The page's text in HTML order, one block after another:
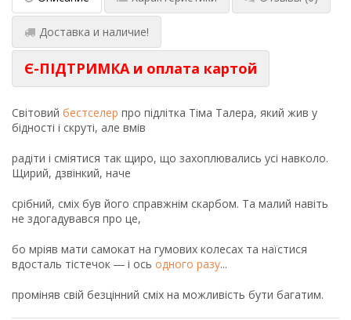
Доставка и наличие!
Є-ПІДТРИМКА и оплата картой
Світовий бестселер про підлітка Тіма Талера, який жив у
бідності і скруті, але вмів
радіти і сміятися так щиро, що захоплювались усі навколо.
Щирий, дзвінкий, наче
срібний, сміх був його справжнім скарбом. Та малий навіть
не здогадувався про це,
бо мріяв мати самокат на гумових колесах та наїстися
вдосталь тістечок ― і ось одного разу...
проміняв свій безцінний сміх на можливість бути багатим.